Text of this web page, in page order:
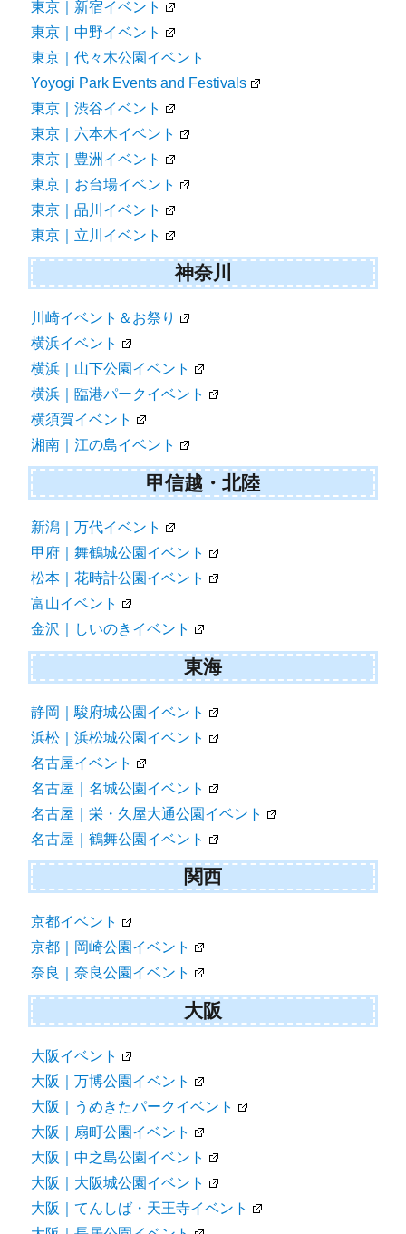
東京｜新宿イベント
東京｜中野イベント
東京｜代々木公園イベント
Yoyogi Park Events and Festivals
東京｜渋谷イベント
東京｜六本木イベント
東京｜豊洲イベント
東京｜お台場イベント
東京｜品川イベント
東京｜立川イベント
神奈川
川崎イベント＆お祭り
横浜イベント
横浜｜山下公園イベント
横浜｜臨港パークイベント
横須賀イベント
湘南｜江の島イベント
甲信越・北陸
新潟｜万代イベント
甲府｜舞鶴城公園イベント
松本｜花時計公園イベント
富山イベント
金沢｜しいのきイベント
東海
静岡｜駿府城公園イベント
浜松｜浜松城公園イベント
名古屋イベント
名古屋｜名城公園イベント
名古屋｜栄・久屋大通公園イベント
名古屋｜鶴舞公園イベント
関西
京都イベント
京都｜岡崎公園イベント
奈良｜奈良公園イベント
大阪
大阪イベント
大阪｜万博公園イベント
大阪｜うめきたパークイベント
大阪｜扇町公園イベント
大阪｜中之島公園イベント
大阪｜大阪城公園イベント
大阪｜てんしば・天王寺イベント